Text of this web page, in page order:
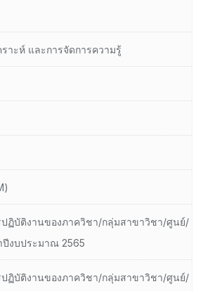
าะห์ และการจัดการความรู้
ปฏิบัติงานของภาควิชา/กลุ่มสาขาวิชา/ศูนย์/
ปีงบประมาณ 2565
ปฏิบัติงานของภาควิชา/กลุ่มสาขาวิชา/ศูนย์/